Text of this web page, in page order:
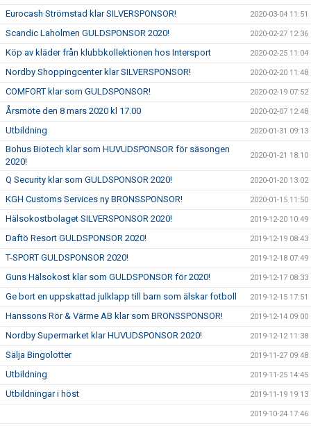
Eurocash Strömstad klar SILVERSPONSOR! 2020-03-04 11:51
Scandic Laholmen GULDSPONSOR 2020! 2020-02-27 12:36
Köp av kläder från klubbkollektionen hos Intersport 2020-02-25 11:04
Nordby Shoppingcenter klar SILVERSPONSOR! 2020-02-20 11:48
COMFORT klar som GULDSPONSOR! 2020-02-19 07:52
Årsmöte den 8 mars 2020 kl 17.00 2020-02-07 12:48
Utbildning 2020-01-31 09:13
Bohus Biotech klar som HUVUDSPONSOR för säsongen
2020!
2020-01-21 18:10
Q Security klar som GULDSPONSOR 2020! 2020-01-20 13:02
KGH Customs Services ny BRONSSPONSOR! 2020-01-15 11:50
Hälsokostbolaget SILVERSPONSOR 2020! 2019-12-20 10:49
Daftö Resort GULDSPONSOR 2020! 2019-12-19 08:43
T-SPORT GULDSPONSOR 2020! 2019-12-18 07:49
Guns Hälsokost klar som GULDSPONSOR för 2020! 2019-12-17 08:33
Ge bort en uppskattad julklapp till barn som älskar fotboll 2019-12-15 17:51
Hanssons Rör & Värme AB klar som BRONSSPONSOR! 2019-12-14 09:00
Nordby Supermarket klar HUVUDSPONSOR 2020! 2019-12-12 11:38
Sälja Bingolotter 2019-11-27 09:48
Utbildning 2019-11-25 14:45
Utbildningar i höst 2019-11-19 19:13
2019-10-24 17:46